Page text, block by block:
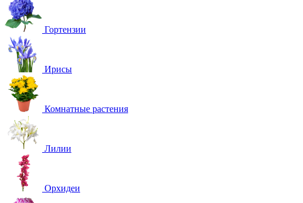
Гортензии
Ирисы
Комнатные растения
Лилии
Орхидеи